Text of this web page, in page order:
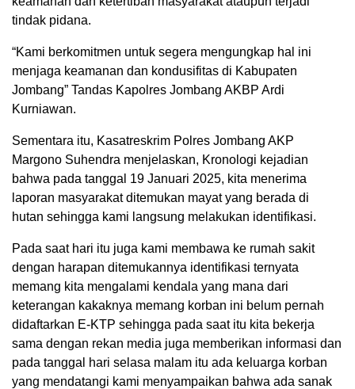
tindak pidana.
“Kami berkomitmen untuk segera mengungkap hal ini
menjaga keamanan dan kondusifitas di Kabupaten
Jombang” Tandas Kapolres Jombang AKBP Ardi
Kurniawan.
Sementara itu, Kasatreskrim Polres Jombang AKP
Margono Suhendra menjelaskan, Kronologi kejadian
bahwa pada tanggal 19 Januari 2025, kita menerima
laporan masyarakat ditemukan mayat yang berada di
hutan sehingga kami langsung melakukan identifikasi.
Pada saat hari itu juga kami membawa ke rumah sakit
dengan harapan ditemukannya identifikasi ternyata
memang kita mengalami kendala yang mana dari
keterangan kakaknya memang korban ini belum pernah
didaftarkan E-KTP sehingga pada saat itu kita bekerja
sama dengan rekan media juga memberikan informasi dan
pada tanggal hari selasa malam itu ada keluarga korban
yang mendatangi kami menyampaikan bahwa ada sanak